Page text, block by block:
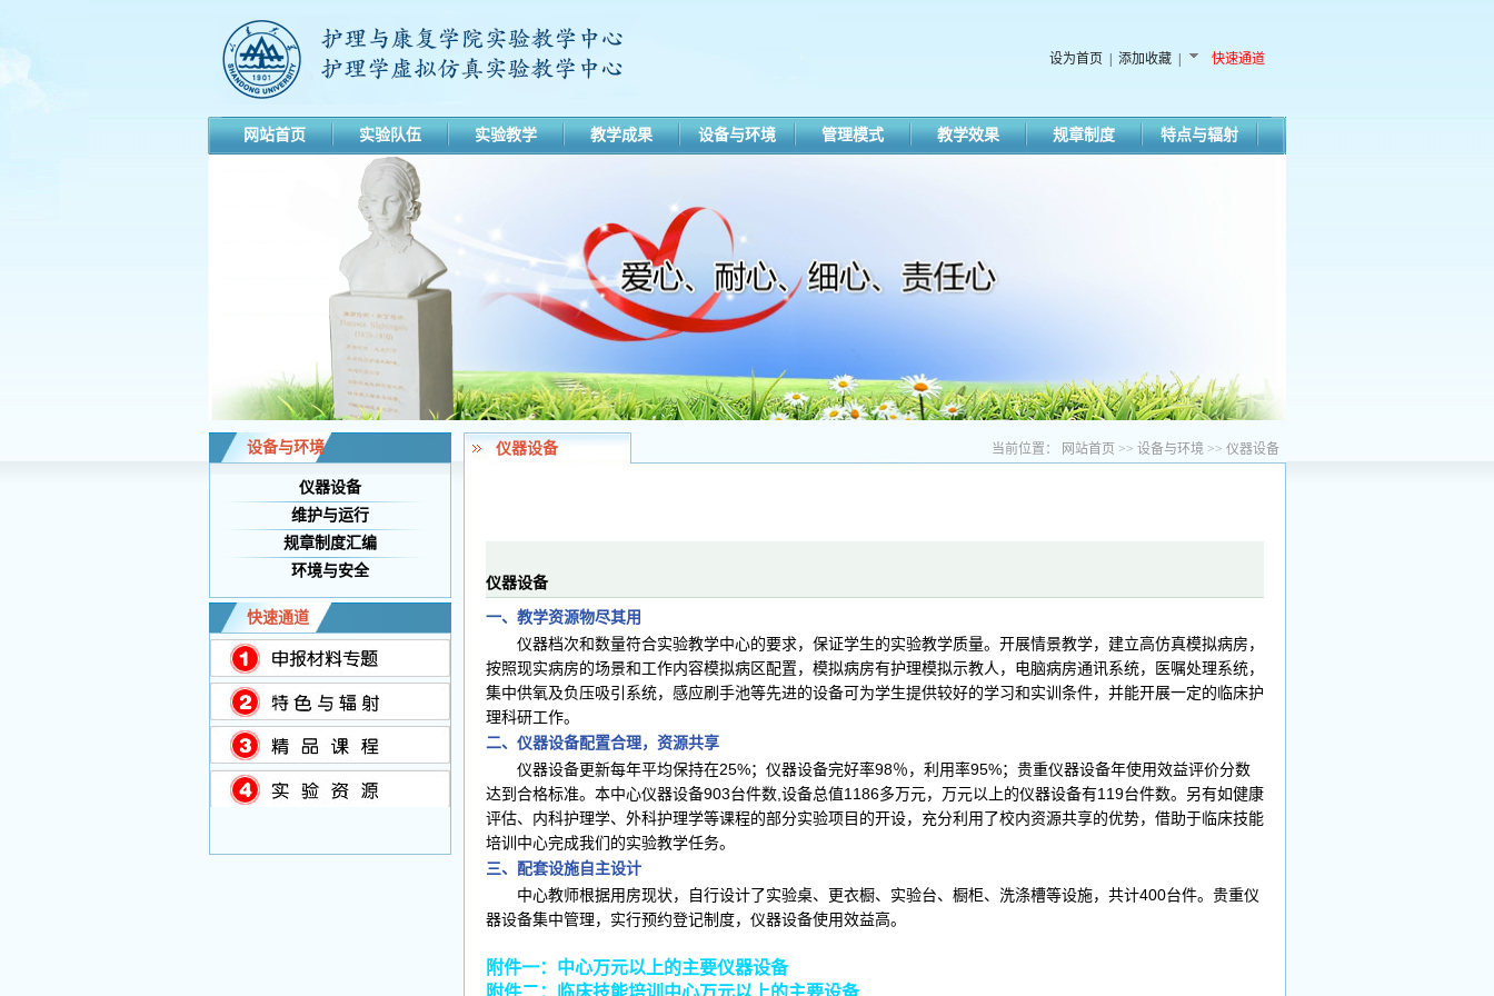
设为首页 添加收藏 快速通道
网站首页 实验队伍 实验教学 教学成果 设备与环境 管理模式 教学效果 规章制度 特点与辐射
仪器设备 当前位置： 网站首页 >> 设备与环境 >> 仪器设备
仪器设备
一、教学资源物尽其用
仪器档次和数量符合实验教学中心的要求，保证学生的实验教学质量。开展情景教学，建立高仿真模拟病房，
按照现实病房的场景和工作内容模拟病区配置，模拟病房有护理模拟示教人，电脑病房通讯系统，医嘱处理系统，
集中供氧及负压吸引系统，感应刷手池等先进的设备可为学生提供较好的学习和实训条件，并能开展一定的临床护
理科研工作。
二、仪器设备配置合理，资源共享
仪器设备更新每年平均保持在25%；仪器设备完好率98％，利用率95%；贵重仪器设备年使用效益评价分数
达到合格标准。本中心仪器设备903台件数,设备总值1186多万元，万元以上的仪器设备有119台件数。另有如健康
评估、内科护理学、外科护理学等课程的部分实验项目的开设，充分利用了校内资源共享的优势，借助于临床技能
培训中心完成我们的实验教学任务。
三、配套设施自主设计
中心教师根据用房现状，自行设计了实验桌、更衣橱、实验台、橱柜、洗涤槽等设施，共计400台件。贵重仪
器设备集中管理，实行预约登记制度，仪器设备使用效益高。
附件一： 中心万元以上的主要仪器设备
附件二：临床技能培训中心万元以上的主要设备
设备与环境
仪器设备
维护与运行
规章制度汇编
环境与安全
快速通道